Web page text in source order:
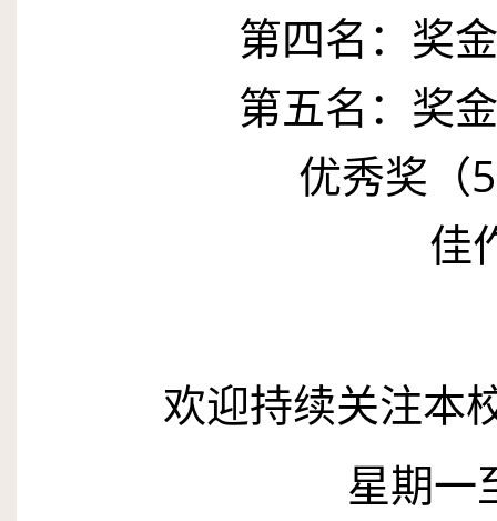
第四名：奖
第五名：奖
优秀奖（5
佳
欢迎持续关注本
星期一